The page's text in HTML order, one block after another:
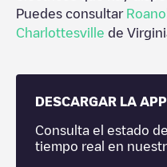
Puedes consultar
Charlottesville de
DESCARGAR LA APP
Consulta el estado
tiempo real en